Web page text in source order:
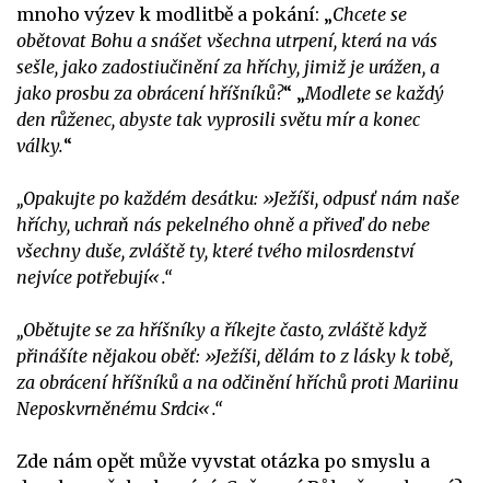
mnoho výzev k modlitbě a pokání: „Chcete se
obětovat Bohu a snášet všechna utrpení, která na vás
sešle, jako zadostiučinění za hříchy, jimiž je urážen, a
jako prosbu za obrácení hříšníků?“ „Modlete se každý
den růženec, abyste tak vyprosili světu mír a konec
války.“
„Opakujte po každém desátku: »Ježíši, odpusť nám naše
hříchy, uchraň nás pekelného ohně a přiveď do nebe
všechny duše, zvláště ty, které tvého milosrdenství
nejvíce potřebují«.“
„Obětujte se za hříšníky a říkejte často, zvláště když
přinášíte nějakou oběť: »Ježíši, dělám to z lásky k tobě,
za obrácení hříšníků a na odčinění hříchů proti Mariinu
Neposkvrněnému Srdci«.“
Zde nám opět může vyvstat otázka po smyslu a